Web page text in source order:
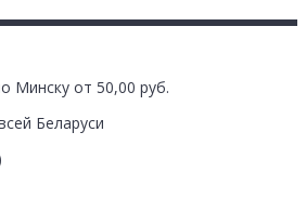
Минску от 50,00 руб.
Беларуси